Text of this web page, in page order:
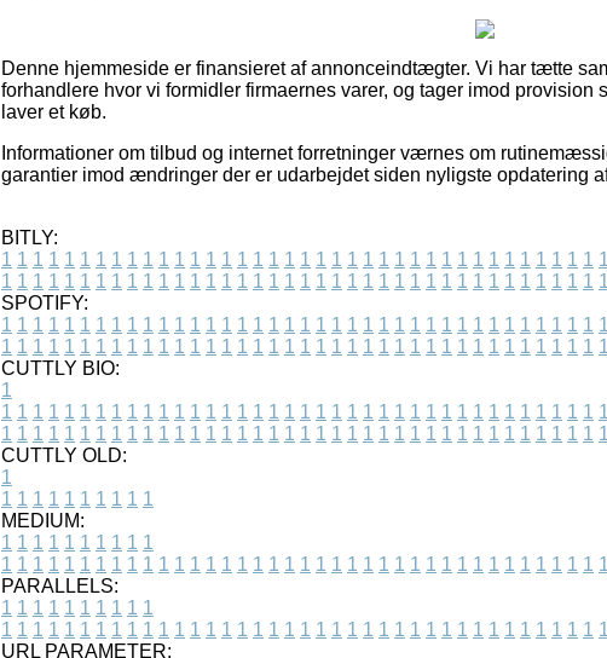
Denne hjemmeside er finansieret af annonceindtægter. Vi har tætte
forhandlere hvor vi formidler firmaernes varer, og tager imod provision
laver et køb.
Informationer om tilbud og internet forretninger værnes om
garantier imod ændringer der er udarbejdet siden nyligste opdatering
BITLY:
1 1 1 1 1 1 1 1 1 1 1 1 1 1 1 1 1 1 1 1 1 1 1 1 1 1 1 1 1 1 1 1 1 1 1 1 1 1 1
1 1 1 1 1 1 1 1 1 1 1 1 1 1 1 1 1 1 1 1 1 1 1 1 1 1 1 1 1 1 1 1 1 1 1 1 1 1 1
SPOTIFY:
1 1 1 1 1 1 1 1 1 1 1 1 1 1 1 1 1 1 1 1 1 1 1 1 1 1 1 1 1 1 1 1 1 1 1 1 1 1 1
1 1 1 1 1 1 1 1 1 1 1 1 1 1 1 1 1 1 1 1 1 1 1 1 1 1 1 1 1 1 1 1 1 1 1 1 1 1 1
CUTTLY BIO:
1
1 1 1 1 1 1 1 1 1 1 1 1 1 1 1 1 1 1 1 1 1 1 1 1 1 1 1 1 1 1 1 1 1 1 1 1 1 1 1
1 1 1 1 1 1 1 1 1 1 1 1 1 1 1 1 1 1 1 1 1 1 1 1 1 1 1 1 1 1 1 1 1 1 1 1 1 1 1
CUTTLY OLD:
1
1 1 1 1 1 1 1 1 1 1
MEDIUM:
1 1 1 1 1 1 1 1 1 1
1 1 1 1 1 1 1 1 1 1 1 1 1 1 1 1 1 1 1 1 1 1 1 1 1 1 1 1 1 1 1 1 1 1 1 1 1 1 1
PARALLELS:
1 1 1 1 1 1 1 1 1 1
1 1 1 1 1 1 1 1 1 1 1 1 1 1 1 1 1 1 1 1 1 1 1 1 1 1 1 1 1 1 1 1 1 1 1 1 1 1 1
URL PARAMETER: